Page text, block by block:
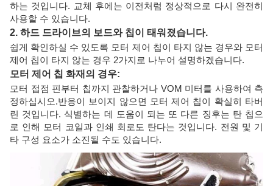
하는 것입니다. 교체 후에는 이전처럼 정상적으로 다시 완전히
사용할 수 있습니다.
2. 하드 드라이브의 보드와 칩이 태워졌습니다.
쉽게 확인하실 수 있도록 모터 제어 칩이 타지 않는 경우와 모터
제어 칩이 타지 않는 경우 2가지로 나누어 설명하겠습니다.
모터 제어 칩 화재의 경우:
모터 접점 핀부터 칩까지 관찰하거나 VOM 미터를 사용하여 측
정하십시오.반응이 보이지 않으면 모터 제어 칩이 확실히 타버
린 것입니다. 식별하는 데 도움이 되는 또 다른 징후는 탄 칩으
로 인해 모터 코일과 인쇄 회로도 탄다는 것입니다. 전원 및 기
타 구성 요소가 소진될 수도 있습니다.